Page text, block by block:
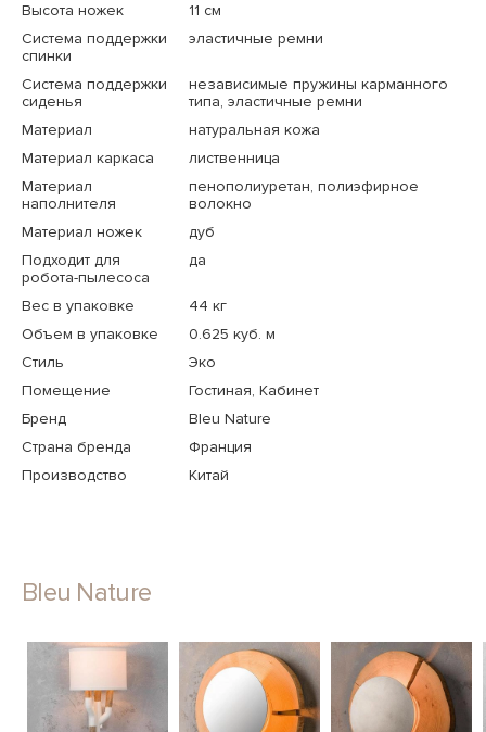
Высота ножек
11 см
Система поддержки
спинки
эластичные ремни
Система поддержки
сиденья
независимые пружины карманного
типа, эластичные ремни
Материал
натуральная кожа
Материал каркаса
лиственница
Материал
наполнителя
пенополиуретан, полиэфирное
волокно
Материал ножек
дуб
Подходит для
робота-пылесоса
да
Вес в упаковке
44 кг
Объем в упаковке
0.625 куб. м
Стиль
Эко
Помещение
Гостиная, Кабинет
Бренд
Bleu Nature
Страна бренда
Франция
Производство
Китай
Bleu Nature